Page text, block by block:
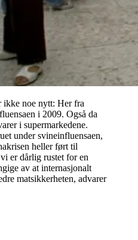
ikke noe nytt: Her fra
i 2009. Også da
i supermarkedene.
under svineinfluensaen,
heller ført til
er dårlig rustet for en
av at internasjonalt
matsikkerheten, advarer